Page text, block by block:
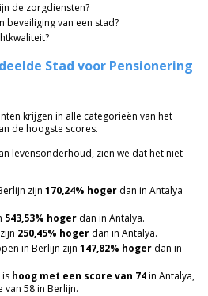
de zorgdiensten?
beveiliging van een stad?
Stad voor Pensionering
krijgen in alle categorieën van het
de hoogste scores.
levensonderhoud, zien we dat het niet
zijn 170,24% hoger dan in Antalya
543,53% hoger dan in Antalya.
250,45% hoger dan in Antalya.
in Berlijn zijn 147,82% hoger dan in
is hoog met een score van 74in Antalya,
van 58 in Berlijn.